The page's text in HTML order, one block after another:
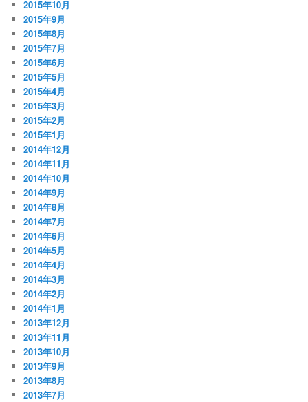
2015年10月
2015年9月
2015年8月
2015年7月
2015年6月
2015年5月
2015年4月
2015年3月
2015年2月
2015年1月
2014年12月
2014年11月
2014年10月
2014年9月
2014年8月
2014年7月
2014年6月
2014年5月
2014年4月
2014年3月
2014年2月
2014年1月
2013年12月
2013年11月
2013年10月
2013年9月
2013年8月
2013年7月